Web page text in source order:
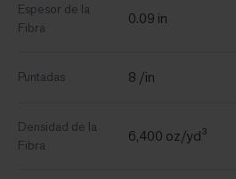
Espesor de la
Fibra
0.09 in
Puntadas 8 /in
Densidad de la
Fibra
6,400 oz/yd³